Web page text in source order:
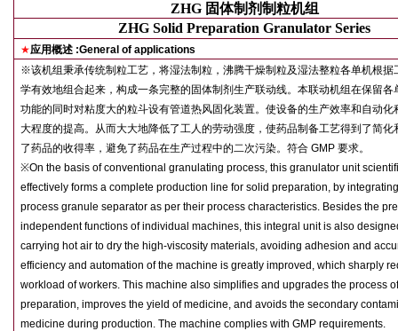
ZHG 固体制剂制粒机组
ZHG Solid Preparation Granulator Series
★应用概述 :General of applications
※该机组秉承传统制粒工艺，将湿法制粒，沸腾干燥制粒及湿法整粒各单机根据
学有效地组合起来，构成一条完整的固体制剂生产联动线。本联动机组在保留各
功能的同时对粘度大的粒斗设有管道热风固化装置。使设备的生产效率和自动化
大程度的提高。从而大大地降低了工人的劳动强度，使药品制备工艺得到了简化
了药品的收得率，避免了药品在生产过程中的二次污染。符合 GMP要求。
※On the basis of conventional granulating process, this granulator unit
effectively forms a complete production line for solid preparation, by
process granule separator as per their process characteristics. Besides the
independent functions of individual machines, this integral unit is also
carrying hot air to dry the high-viscosity materials, avoiding adhesion and
efficiency and automation of the machine is greatly improved, which sharply
workload of workers. This machine also simplifies and upgrades the process
preparation, improves the yield of medicine, and avoids the secondary
medicine during production. The machine complies with GMP requirements.